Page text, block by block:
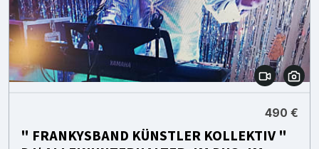
490 €
" FRANKYSBAND KÜNSTLER KOLLEKTIV "